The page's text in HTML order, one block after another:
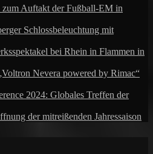
Auftakt der Fußball-EM in
Schlossbeleuchtung mit
bei Rhein in Flammen in
Nevera powered by Rimac“
2024: Globales Treffen der
der mitreißenden Jahressaison